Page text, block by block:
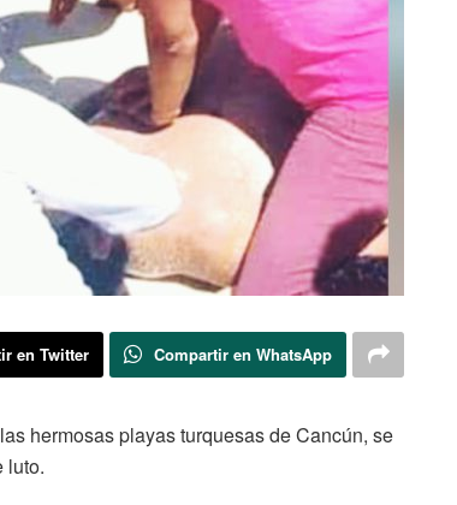
en Twitter Compartir en WhatsApp
hermosas playas turquesas de Cancún, se
luto.